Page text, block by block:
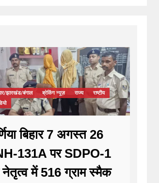
झारखंड/बंगाल ब्रेकिंग न्यूज़ राज्य
राष्टीय
बिहार 7 अगस्त 26
131A पर SDPO-1
में 516 ग्राम स्मैक